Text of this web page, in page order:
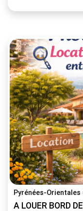
Pyrénées-Orientales
A LOUER BORD